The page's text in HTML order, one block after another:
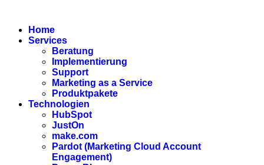
wechseln
Home
Services
Beratung
Implementierung
Support
Marketing as a Service
Produktpakete
Technologien
HubSpot
JustOn
make.com
Pardot (Marketing Cloud Account
Engagement)